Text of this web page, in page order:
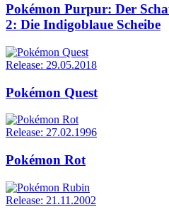
Pokémon Purpur: Der
2: Die Indigoblaue Scheibe
Release: 29.05.2018
Pokémon Quest
Release: 27.02.1996
Pokémon Rot
Release: 21.11.2002